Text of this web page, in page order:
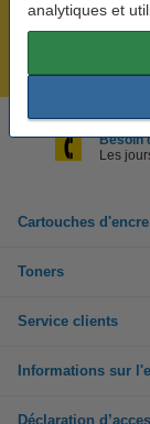
analytiques et
Commandé
Besoin
Les
Cartouches d'encre
Toners
Service clients
Informations sur
Déclaration